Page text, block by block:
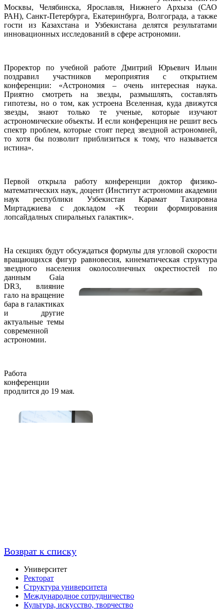
Москвы, Челябинска, Ярославля, Нижнего Архыза (САО
РАН), Санкт-Петербурга, Екатеринбурга, Волгограда, а также
гости из Казахстана и Узбекистана делятся результатами
инновационных исследований в сфере астрономии.
Проректор по учебной работе Дмитрий Юрьевич Ильин
поздравил участников мероприятия с открытием
конференции: «Астрономия – очень интересная наука.
Приятно смотреть на звезды, размышлять, составлять
гипотезы, но о том, как устроена Вселенная, куда движутся
звезды, знают только те ученые, которые изучают
астрономические объекты. И если конференция не решит весь
спектр проблем, которые стоят перед звездной астрономией,
то хотя бы позволит приблизиться к тому, что называется
истина».
Первой открыла работу конференции доктор физико-
математических наук, доцент (Институт астрономии академии
наук республики Узбекистан Карамат Тахировна
Миртаджиева с докладом «К теории формирования
лопсайдалных спиральных галактик».
На секциях будут обсуждаться формулы для угловой скорости
вращающихся фигур равновесия, кинематическая структура
звездного населения околосолнечных окрестностей по
данным Gaia
DR3, влияние
гало на вращение
бара в галактиках
и другие
актуальные темы
современной
астрономии.
Работа
конференции
продлится до 19 мая.
Возврат к списку
Университет
Ректорат
Структура университета
Международное сотрудничество
Культура, искусство, творчество